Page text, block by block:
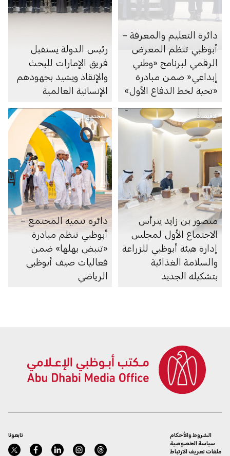
دائرة التعليم والمعرفة –
أبوظبي تنظم المعرض
الرقمي لبرنامج «وطني
إبداعي« ضمن مبادرة
«تحية لخط الدفاع الأول»
رئيس الدولة يستقبل
فريق الإمارات للبحث
والإنقاذ ويشيد بجهودهم
الإنسانية العالمية
الاقتصاد
منصور بن زايد يترأس
الاجتماع الأول لمجلس
إدارة هيئة أبوظبي للزراعة
والسلامة الغذائية
بتشكيله الجديد
المجتمع
دائرة تنمية المجتمع –
أبوظبي تنظم مبادرة
«تنبض بهلها» ضمن
فعاليات صيف أبوظبي
الرياضي
تابعونا
الشروط والأحكام
سياسة الخصوصية
ملفات تعريف الارتباط